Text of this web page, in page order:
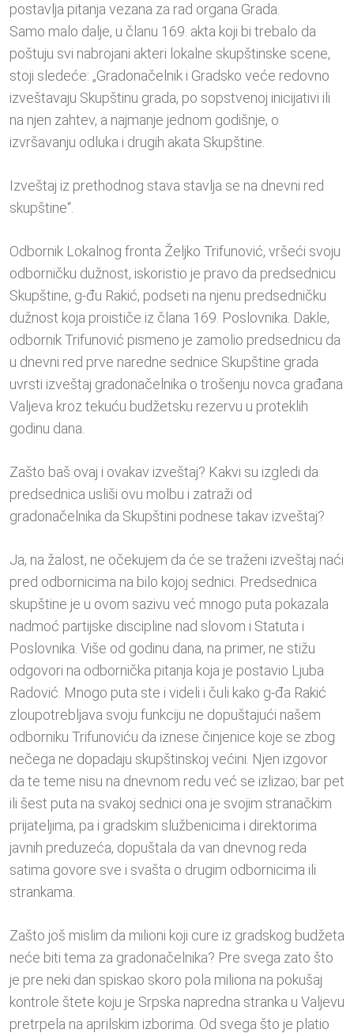
postavlja pitanja vezana za rad organa Grada.
Samo malo dalje, u članu 169. akta koji bi trebalo da
poštuju svi nabrojani akteri lokalne skupštinske scene,
stoji sledeće: „Gradonačelnik i Gradsko veće redovno
izveštavaju Skupštinu grada, po sopstvenoj inicijativi ili
na njen zahtev, a najmanje jednom godišnje, o
izvršavanju odluka i drugih akata Skupštine.
Izveštaj iz prethodnog stava stavlja se na dnevni red
skupštine“.
Odbornik Lokalnog fronta Željko Trifunović, vršeći svoju
odborničku dužnost, iskoristio je pravo da predsednicu
Skupštine, g-đu Rakić, podseti na njenu predsedničku
dužnost koja proističe iz člana 169. Poslovnika. Dakle,
odbornik Trifunović pismeno je zamolio predsednicu da
u dnevni red prve naredne sednice Skupštine grada
uvrsti izveštaj gradonačelnika o trošenju novca građana
Valjeva kroz tekuću budžetsku rezervu u proteklih
godinu dana.
Zašto baš ovaj i ovakav izveštaj? Kakvi su izgledi da
predsednica usliši ovu molbu i zatraži od
gradonačelnika da Skupštini podnese takav izveštaj?
Ja, na žalost, ne očekujem da će se traženi izveštaj naći
pred odbornicima na bilo kojoj sednici. Predsednica
skupštine je u ovom sazivu već mnogo puta pokazala
nadmoć partijske discipline nad slovom i Statuta i
Poslovnika. Više od godinu dana, na primer, ne stižu
odgovori na odbornička pitanja koja je postavio Ljuba
Radović. Mnogo puta ste i videli i čuli kako g-đa Rakić
zloupotrebljava svoju funkciju ne dopuštajući našem
odborniku Trifunoviću da iznese činjenice koje se zbog
nečega ne dopadaju skupštinskoj većini. Njen izgovor
da te teme nisu na dnevnom redu već se izlizao; bar pet
ili šest puta na svakoj sednici ona je svojim stranačkim
prijateljima, pa i gradskim službenicima i direktorima
javnih preduzeća, dopuštala da van dnevnog reda
satima govore sve i svašta o drugim odbornicima ili
strankama.
Zašto još mislim da milioni koji cure iz gradskog budžeta
neće biti tema za gradonačelnika? Pre svega zato što
je pre neki dan spiskao skoro pola miliona na pokušaj
kontrole štete koju je Srpska napredna stranka u Valjevu
pretrpela na aprilskim izborima. Od svega što je platio